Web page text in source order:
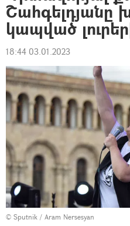
Շահգելդյանը
կապված
18:44 03.01.2023
© Sputnik / Aram Nersesyan